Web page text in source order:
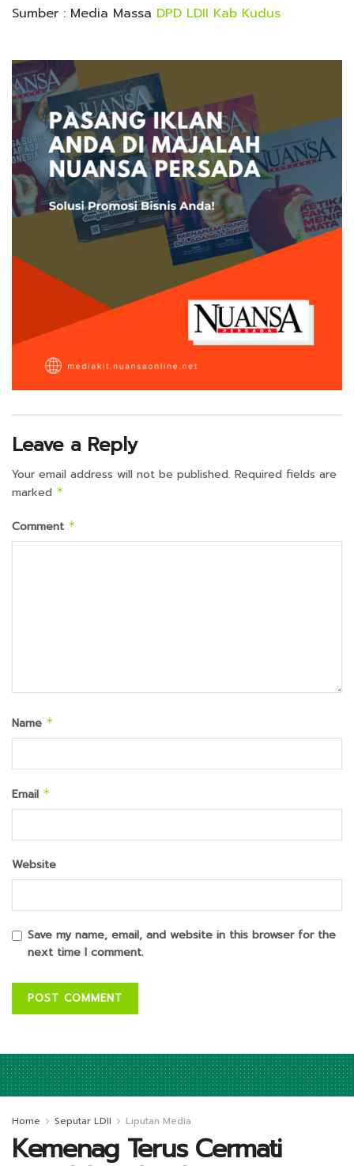
Sumber : Media Massa DPD LDII Kab Kudus
Leave a Reply
Your email address will not be published. Required fields are
marked *
Comment *
Name *
Email *
Website
Save my name, email, and website in this browser for the
next time I comment.
Home Seputar LDII Liputan Media
Kemenag Terus Cermati